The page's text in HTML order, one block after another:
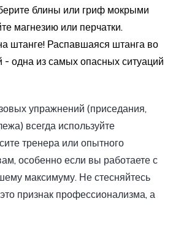
блины или гриф мокрыми
магнезию или перчатки.
штанге! Распавшаяся штанга во
- одна из самых опасных ситуаций
упражнений (приседания,
всегда используйте
тренера или опытного
особенно если вы работаете с
максимуму. Не стесняйтесь
признак профессионализма, а